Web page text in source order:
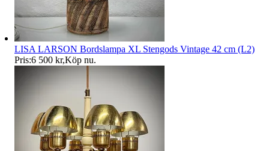
LISA LARSON Bordslampa XL Stengods Vintage 42 cm (L2)
Pris:6 500 kr,Köp nu.